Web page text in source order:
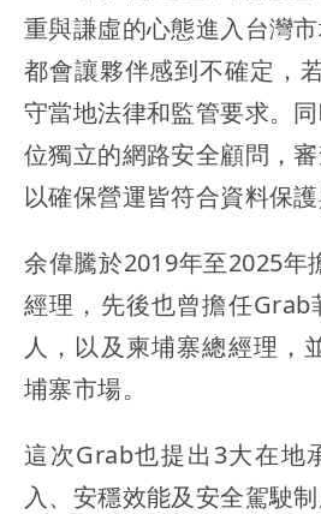
重與謙虛的心態進入台灣
都會讓夥伴感到不確定，
守當地法律和監管要求。
位獨立的網路安全顧問，
以確保營運皆符合資料保護
余偉騰於2019年至2025年
經理，先後也曾擔任Grab
人，以及柬埔寨總經理，
埔寨市場。
這次Grab也提出3大在地
入、安穩效能及安全駕駛